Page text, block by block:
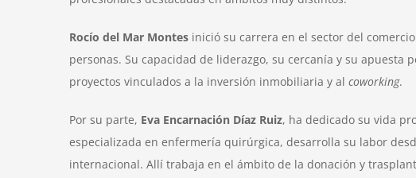
Rocío del Mar Montes inició su carrera en el sector del
personas. Su capacidad de liderazgo, su cercanía y su
proyectos vinculados a la inversión inmobiliaria y al coworking.
Por su parte, Eva Encarnación Díaz Ruiz, ha dedicado su vida
especializada en enfermería quirúrgica, desarrolla su labor
internacional. Allí trabaja en el ámbito de la donación y